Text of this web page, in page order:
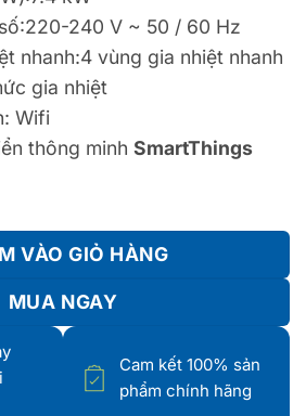
240 V ~ 50 / 60 Hz
nhanh:4 vùng gia nhiệt nhanh
gia nhiệt
Wifi
thông minh SmartThings
NZ64B5067YY/SV Với 4 Vùng
VÀO GIỎ HÀNG
MUA NGAY
Cam kết 100% sản
phẩm chính hãng